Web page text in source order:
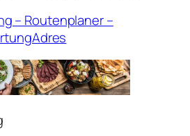
– Routenplaner –